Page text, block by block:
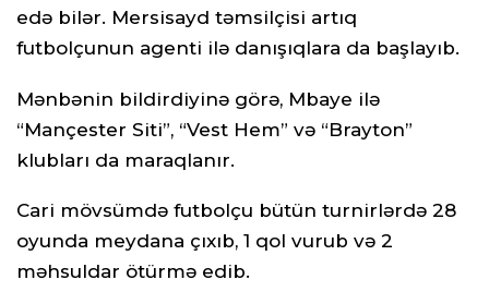
edə bilər. Mersisayd təmsilçisi artıq
futbolçunun agenti ilə danışıqlara da başlayıb.
Mənbənin bildirdiyinə görə, Mbaye ilə
“Mançester Siti”, “Vest Hem” və “Brayton”
klubları da maraqlanır.
Cari mövsümdə futbolçu bütün turnirlərdə 28
oyunda meydana çıxıb, 1 qol vurub və 2
məhsuldar ötürmə edib.